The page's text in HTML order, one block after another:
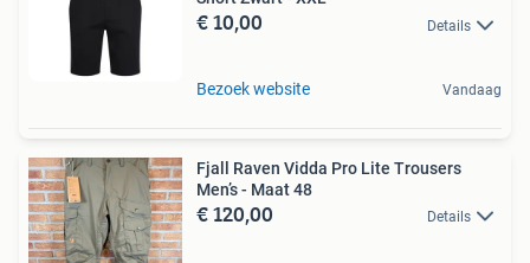
€ 10,00 Details
Bezoek website Vandaag
Fjall Raven Vidda Pro Lite Trousers
Men’s - Maat 48
€ 120,00 Details